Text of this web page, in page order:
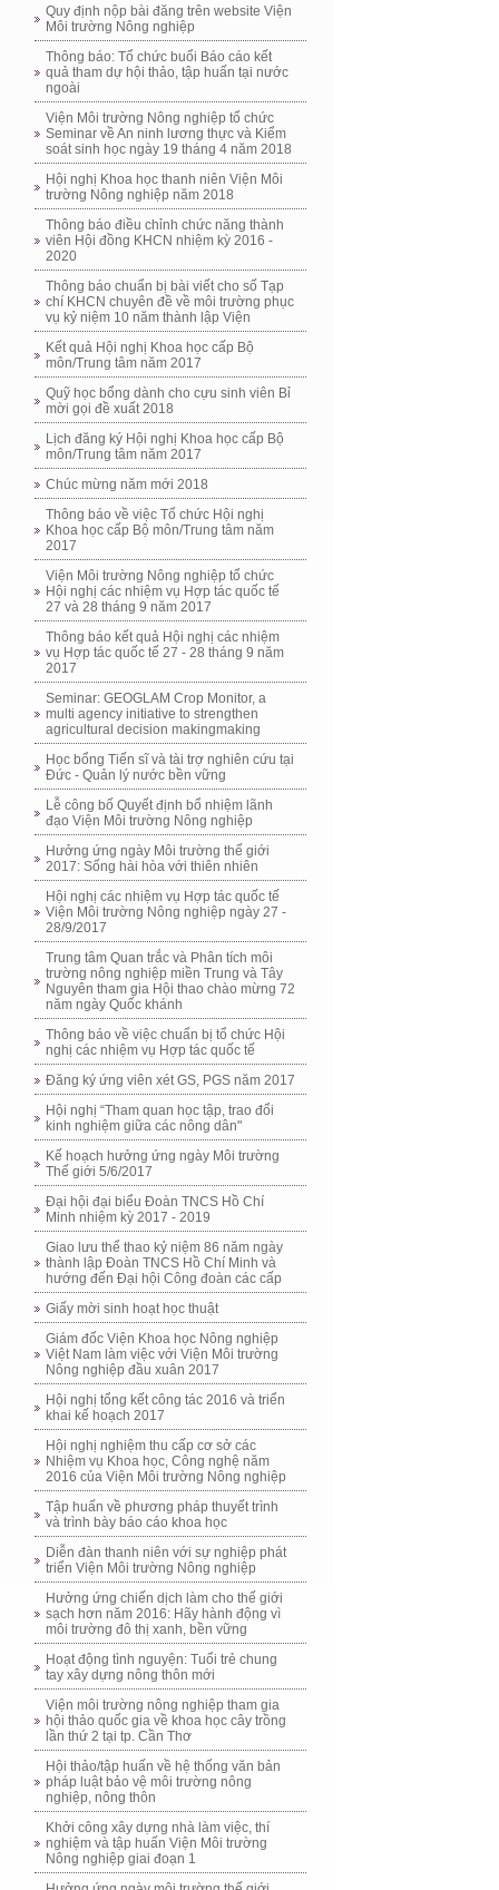
Quy định nộp bài đăng trên website Viện
Môi trường Nông nghiệp
Thông báo: Tổ chức buổi Báo cáo kết
quả tham dự hội thảo, tập huấn tại nước
ngoài
Viện Môi trường Nông nghiệp tổ chức
Seminar về An ninh lương thực và Kiểm
soát sinh học ngày 19 tháng 4 năm 2018
Hội nghị Khoa học thanh niên Viện Môi
trường Nông nghiệp năm 2018
Thông báo điều chỉnh chức năng thành
viên Hội đồng KHCN nhiệm kỳ 2016 -
2020
Thông báo chuẩn bị bài viết cho số Tạp
chí KHCN chuyên đề về môi trường phục
vụ kỷ niệm 10 năm thành lập Viện
Kết quả Hội nghị Khoa học cấp Bộ
môn/Trung tâm năm 2017
Quỹ học bổng dành cho cựu sinh viên Bỉ
mời gọi đề xuất 2018
Lịch đăng ký Hội nghị Khoa học cấp Bộ
môn/Trung tâm năm 2017
Chúc mừng năm mới 2018
Thông báo về việc Tổ chức Hội nghị
Khoa học cấp Bộ môn/Trung tâm năm
2017
Viện Môi trường Nông nghiệp tổ chức
Hội nghị các nhiệm vụ Hợp tác quốc tế
27 và 28 tháng 9 năm 2017
Thông báo kết quả Hội nghị các nhiệm
vụ Hợp tác quốc tế 27 - 28 tháng 9 năm
2017
Seminar: GEOGLAM Crop Monitor, a
multi agency initiative to strengthen
agricultural decision makingmaking
Học bổng Tiến sĩ và tài trợ nghiên cứu tại
Đức - Quản lý nước bền vững
Lễ công bố Quyết định bổ nhiệm lãnh
đạo Viện Môi trường Nông nghiệp
Hưởng ứng ngày Môi trường thế giới
2017: Sống hài hòa với thiên nhiên
Hội nghị các nhiệm vụ Hợp tác quốc tế
Viện Môi trường Nông nghiệp ngày 27 -
28/9/2017
Trung tâm Quan trắc và Phân tích môi
trường nông nghiệp miền Trung và Tây
Nguyên tham gia Hội thao chào mừng 72
năm ngày Quốc khánh
Thông báo về việc chuẩn bị tổ chức Hội
nghị các nhiệm vụ Hợp tác quốc tế
Đăng ký ứng viên xét GS, PGS năm 2017
Hội nghị “Tham quan học tập, trao đổi
kinh nghiệm giữa các nông dân"
Kế hoạch hưởng ứng ngày Môi trường
Thế giới 5/6/2017
Đại hội đại biểu Đoàn TNCS Hồ Chí
Minh nhiệm kỳ 2017 - 2019
Giao lưu thể thao kỷ niệm 86 năm ngày
thành lập Đoàn TNCS Hồ Chí Minh và
hướng đến Đại hội Công đoàn các cấp
Giấy mời sinh hoạt học thuật
Giám đốc Viện Khoa học Nông nghiệp
Việt Nam làm việc với Viện Môi trường
Nông nghiệp đầu xuân 2017
Hội nghị tổng kết công tác 2016 và triển
khai kế hoạch 2017
Hội nghị nghiệm thu cấp cơ sở các
Nhiệm vụ Khoa học, Công nghệ năm
2016 của Viện Môi trường Nông nghiệp
Tập huấn về phương pháp thuyết trình
và trình bày báo cáo khoa học
Diễn đàn thanh niên với sự nghiệp phát
triển Viện Môi trường Nông nghiệp
Hưởng ứng chiến dịch làm cho thế giới
sạch hơn năm 2016: Hãy hành động vì
môi trường đô thị xanh, bền vững
Hoạt động tình nguyện: Tuổi trẻ chung
tay xây dựng nông thôn mới
Viện môi trường nông nghiệp tham gia
hội thảo quốc gia về khoa học cây trồng
lần thứ 2 tại tp. Cần Thơ
Hội thảo/tập huấn về hệ thống văn bản
pháp luật bảo vệ môi trường nông
nghiệp, nông thôn
Khởi công xây dựng nhà làm việc, thí
nghiệm và tập huấn Viện Môi trường
Nông nghiệp giai đoạn 1